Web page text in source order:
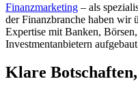
Finanzmarketing – als
der Finanzbranche haben wir
Expertise mit Banken,
Investmentanbietern
Klare